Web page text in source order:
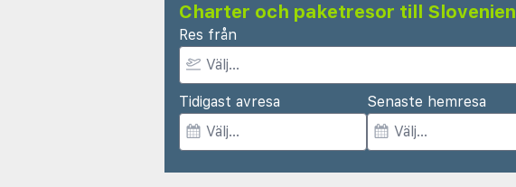
Charter och paketresor till Slovenien
Res från
Tidigast avresa Senaste hemresa